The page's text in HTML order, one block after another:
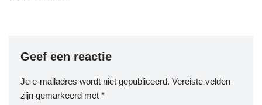
Geef een reactie
Je e-mailadres wordt niet gepubliceerd. Vereiste velden
zijn gemarkeerd met *